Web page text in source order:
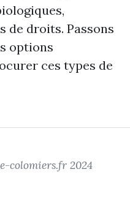
de droits. Passons
options
ces types de
colomiers.fr 2024